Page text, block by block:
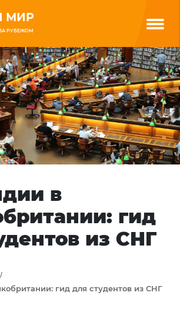
МИР
РУБЕЖОМ
в
гид
из СНГ
гид для студентов из СНГ